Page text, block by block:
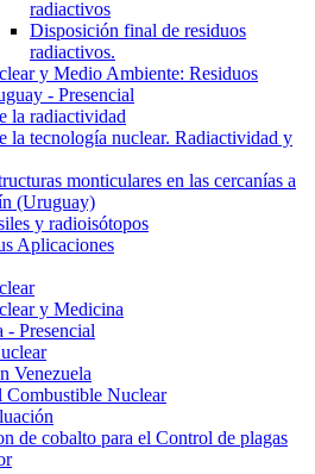
radiactivos
Disposición final de residuos
radiactivos.
y Medio Ambiente: Residuos
- Presencial
la radiactividad
la tecnología nuclear. Radiactividad y
monticulares en las cercanías a
(Uruguay)
y radioisótopos
Aplicaciones
y Medicina
- Presencial
Venezuela
Combustible Nuclear
de cobalto para el Control de plagas